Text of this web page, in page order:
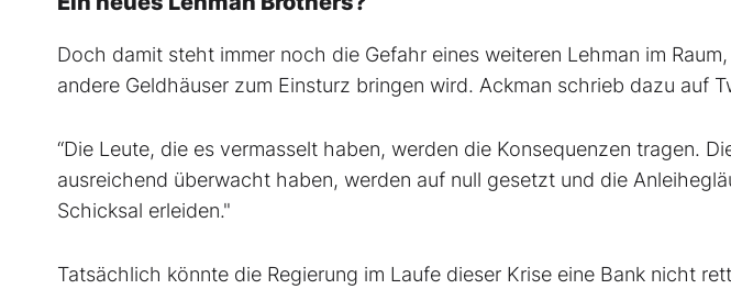
Doch damit steht immer noch die Gefahr eines weiteren Lehman im
andere Geldhäuser zum Einsturz bringen wird. Ackman schrieb dazu auf
“Die Leute, die es vermasselt haben, werden die Konsequenzen tragen.
ausreichend überwacht haben, werden auf null gesetzt und die
Schicksal erleiden."
Tatsächlich könnte die Regierung im Laufe dieser Krise eine Bank nicht